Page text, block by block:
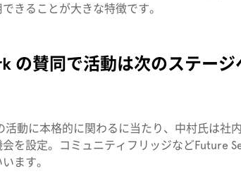
きることが大きな特徴です。
の賛同で活動は次のステー
活動に本格的に関わるに当たり、中村氏は社
を設定。コミュニティフリッジなどFuture
ます。